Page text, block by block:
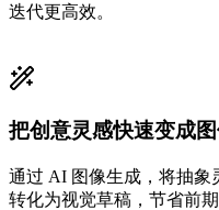
迭代更高效。
把创意灵感快速变成
通过 AI 图像生成，将抽象
转化为视觉草稿，节省前